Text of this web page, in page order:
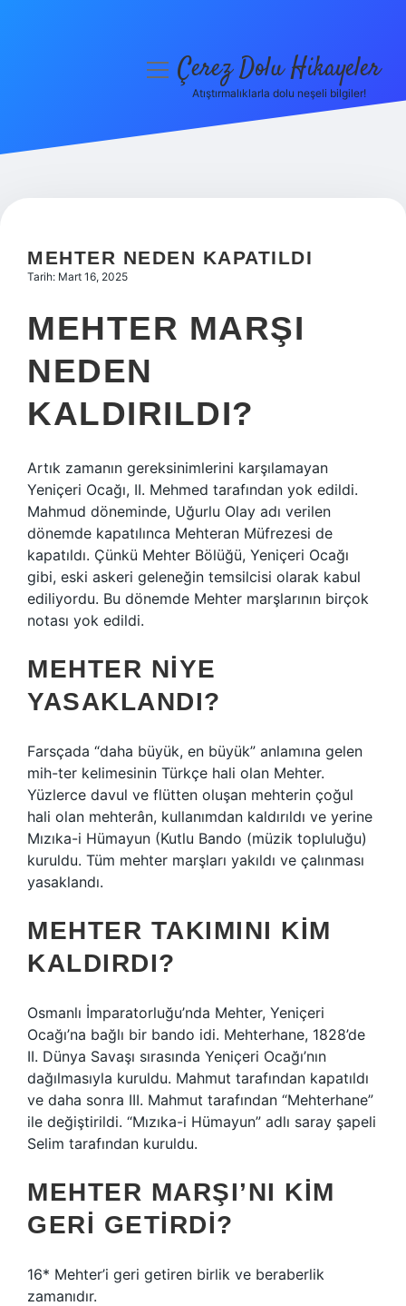
Hakkımızda
menüyüÇerez Dolu Hikayeler
Atıştırmalıklarla dolu neşeli bilgiler!
MEHTER NEDEN KAPATILDI
Tarih: Mart 16, 2025
MEHTER MARŞI
NEDEN
KALDIRILDI?
Artık zamanın gereksinimlerini karşılamayan
Yeniçeri Ocağı, II. Mehmed tarafından yok edildi.
Mahmud döneminde, Uğurlu Olay adı verilen
dönemde kapatılınca Mehteran Müfrezesi de
kapatıldı. Çünkü Mehter Bölüğü, Yeniçeri Ocağı
gibi, eski askeri geleneğin temsilcisi olarak kabul
ediliyordu. Bu dönemde Mehter marşlarının birçok
notası yok edildi.
MEHTER NIYE
YASAKLANDI?
Farsçada “daha büyük, en büyük” anlamına gelen
mih-ter kelimesinin Türkçe hali olan Mehter.
Yüzlerce davul ve flütten oluşan mehterin çoğul
hali olan mehterân, kullanımdan kaldırıldı ve yerine
Mızıka-i Hümayun (Kutlu Bando (müzik topluluğu)
kuruldu. Tüm mehter marşları yakıldı ve çalınması
yasaklandı.
MEHTER TAKIMINI KIM
KALDIRDI?
Osmanlı İmparatorluğu’nda Mehter, Yeniçeri
Ocağı’na bağlı bir bando idi. Mehterhane, 1828’de
II. Dünya Savaşı sırasında Yeniçeri Ocağı’nın
dağılmasıyla kuruldu. Mahmut tarafından kapatıldı
ve daha sonra III. Mahmut tarafından “Mehterhane”
ile değiştirildi. “Mızıka-i Hümayun” adlı saray şapeli
Selim tarafından kuruldu.
MEHTER MARŞI’NI KIM
GERI GETIRDI?
16* Mehter’i geri getiren birlik ve beraberlik
zamanıdır.